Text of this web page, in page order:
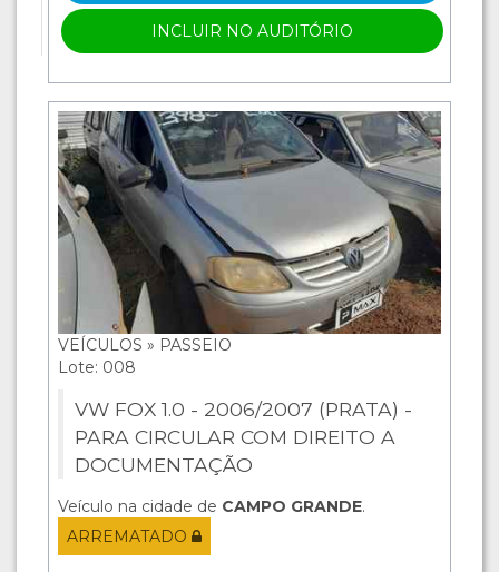
INCLUIR NO AUDITÓRIO
VEÍCULOS » PASSEIO
Lote: 008
VW FOX 1.0 - 2006/2007 (PRATA) -
PARA CIRCULAR COM DIREITO A
DOCUMENTAÇÃO
Veículo na cidade de CAMPO GRANDE.
ARREMATADO